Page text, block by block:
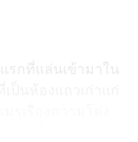
กที่แล่นเข้ามาใน